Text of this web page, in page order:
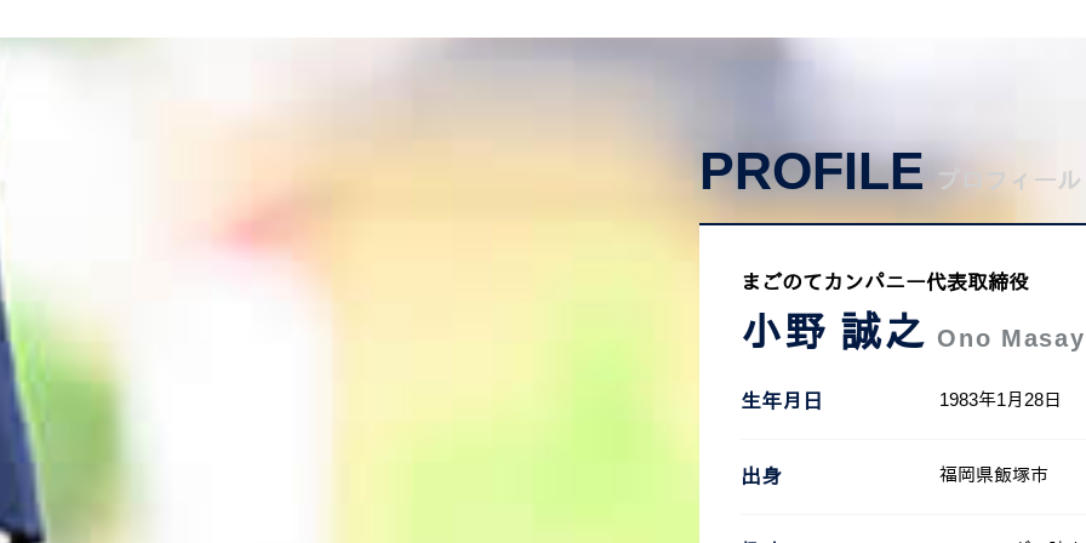
PROFILE プロフィール
まごのてカンパニー代表取締役
小野 誠之 Ono
生年月日 1983年1月28日
出身 福岡県飯塚市